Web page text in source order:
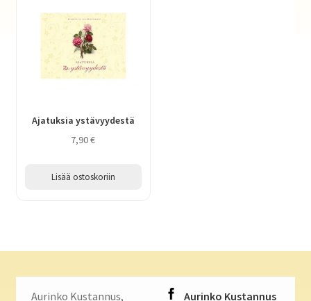
Ajatuksia ystävyydestä
7,90€
Lisää ostoskoriin
Aurinko Kustannus, Aurinko Kustannus